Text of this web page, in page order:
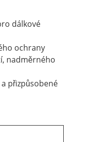
dálkové
ochrany
nadměrného
přizpůsobené